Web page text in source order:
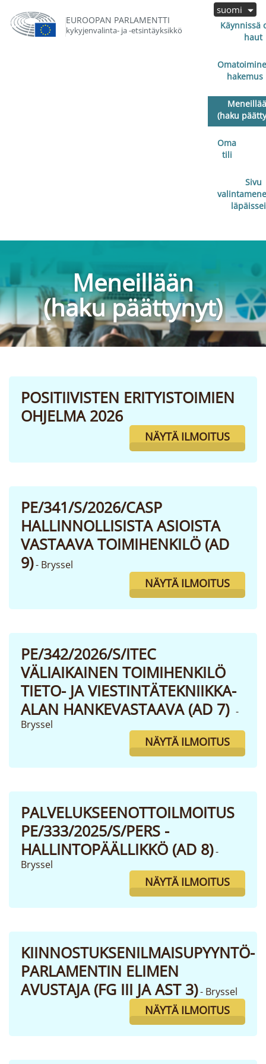
EUROOPAN PARLAMENTTI
kykyjenvalinta- ja -etsintäyksikkö
Käynnissä
haut
hakemus
(haku
Oma
tili
Sivu
suomi
Meneillään
(haku päättynyt)
POSITIIVISTEN ERITYISTOIMIEN
OHJELMA 2026
NÄYTÄ ILMOITUS
PE/341/S/2026/CASP
HALLINNOLLISISTA ASIOISTA
VASTAAVA TOIMIHENKILÖ (AD
9)- Bryssel
NÄYTÄ ILMOITUS
PE/342/2026/S/ITEC
VÄLIAIKAINEN TOIMIHENKILÖ
TIETO- JA VIESTINTÄTEKNIIKKA-
ALAN HANKEVASTAAVA (AD 7) -
Bryssel
NÄYTÄ ILMOITUS
PALVELUKSEENOTTOILMOITUS
PE/333/2025/S/PERS -
HALLINTOPÄÄLLIKKÖ (AD 8)-
Bryssel
NÄYTÄ ILMOITUS
KIINNOSTUKSENILMAISUPYYNTÖ-
PARLAMENTIN ELIMEN
AVUSTAJA (FG III JA AST 3)- Bryssel
NÄYTÄ ILMOITUS